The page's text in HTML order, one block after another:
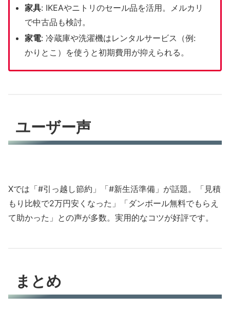
家具: IKEAやニトリのセール品を活用。メルカリ
で中古品も検討。
家電: 冷蔵庫や洗濯機はレンタルサービス（例:
かりとこ）を使うと初期費用が抑えられる。
ユーザー声
Xでは「#引っ越し節約」「#新生活準備」が話題。「見積
もり比較で2万円安くなった」「ダンボール無料でもらえ
て助かった」との声が多数。実用的なコツが好評です。
まとめ